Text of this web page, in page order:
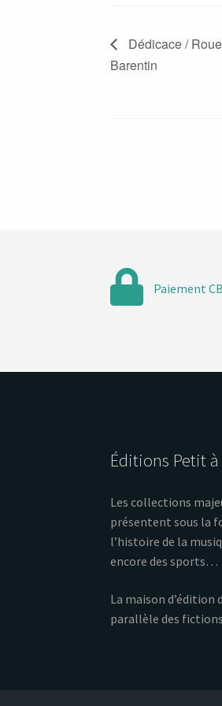
Dédicace /
Barentin
Paiement
Éditions Petit
Les collections
présentent sous la
l’histoire de la
encore des sports…
La maison
parallèle des